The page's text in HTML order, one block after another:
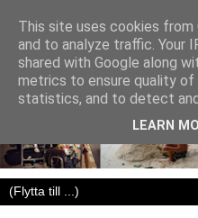
This site uses cookies
and to analyze traffic. Your
shared with Google along
metrics to ensure quality of
statistics, and to detect
LEARN